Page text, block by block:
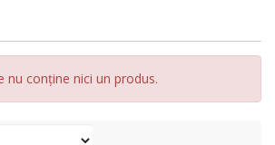
nu conține nici un produs.